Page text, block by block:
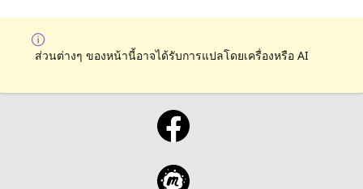
ส่วนต่างๆ ของหน้านี้อาจได้รับการแปลโดยเครื่องหรือ AI